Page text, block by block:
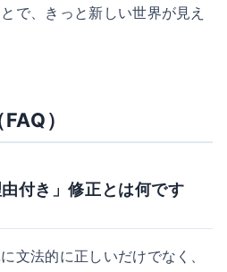
で、きっと新しい世界が見え
）
付き」修正とは何です
文法的に正しいだけでなく、